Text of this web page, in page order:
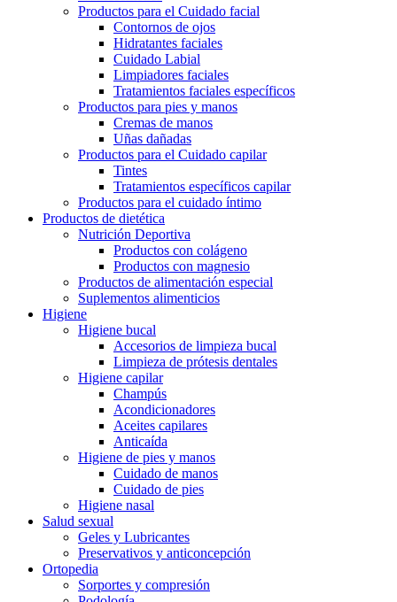
Productos para el Cuidado facial
Contornos de ojos
Hidratantes faciales
Cuidado Labial
Limpiadores faciales
Tratamientos faciales específicos
Productos para pies y manos
Cremas de manos
Uñas dañadas
Productos para el Cuidado capilar
Tintes
Tratamientos específicos capilar
Productos para el cuidado íntimo
Productos de dietética
Nutrición Deportiva
Productos con colágeno
Productos con magnesio
Productos de alimentación especial
Suplementos alimenticios
Higiene
Higiene bucal
Accesorios de limpieza bucal
Limpieza de prótesis dentales
Higiene capilar
Champús
Acondicionadores
Aceites capilares
Anticaída
Higiene de pies y manos
Cuidado de manos
Cuidado de pies
Higiene nasal
Salud sexual
Geles y Lubricantes
Preservativos y anticoncepción
Ortopedia
Sorportes y compresión